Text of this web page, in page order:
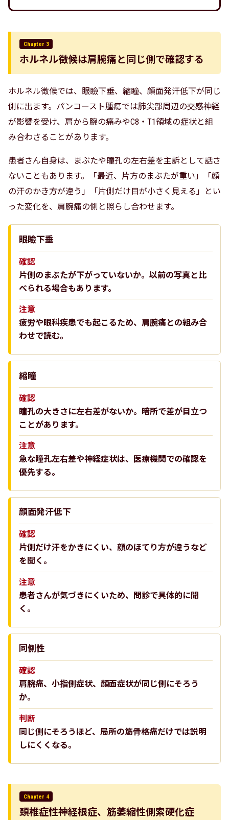
Chapter 3
ホルネル徴候は肩腕痛と同じ側で確認する
ホルネル徴候では、眼瞼下垂、縮瞳、顔面発汗低下が同じ
側に出ます。パンコースト腫瘍では肺尖部周辺の交感神経
が影響を受け、肩から腕の痛みやC8・T1領域の症状と組
み合わさることがあります。
患者さん自身は、まぶたや瞳孔の左右差を主訴として話さ
ないこともあります。「最近、片方のまぶたが重い」「顔
の汗のかき方が違う」「片側だけ目が小さく見える」とい
った変化を、肩腕痛の側と照らし合わせます。
眼瞼下垂
確認
片側のまぶたが下がっていないか。以前の写真と比
べられる場合もあります。
注意
疲労や眼科疾患でも起こるため、肩腕痛との組み合
わせで読む。
縮瞳
確認
瞳孔の大きさに左右差がないか。暗所で差が目立つ
ことがあります。
注意
急な瞳孔左右差や神経症状は、医療機関での確認を
優先する。
顔面発汗低下
確認
片側だけ汗をかきにくい、顔のほてり方が違うなど
を聞く。
注意
患者さんが気づきにくいため、問診で具体的に聞
く。
同側性
確認
肩腕痛、小指側症状、顔面症状が同じ側にそろう
か。
判断
同じ側にそろうほど、局所の筋骨格痛だけでは説明
しにくくなる。
Chapter 4
頚椎症性神経根症、筋萎縮性側索硬化症